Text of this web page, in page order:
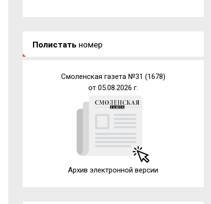
Полистать номер
Смоленская газета №31 (1678)
от 05.08.2026 г.
Архив электронной версии